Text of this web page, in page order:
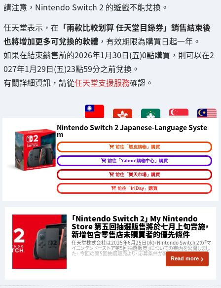
請注意，Nintendo Switch 2 的遊戲不能兌換。
任天堂表示，在 「兩款比較划算 任天堂目錄券」銷售結束後
也將增加更多可兌換的軟體 ，有效期限為購買日起一年。
如果在結束銷售前的2026年1月30日(五)0點購買，則可以在2
027年1月29日(五)23點59分之前兌換。
有關詳細資訊，請從任天堂支援服務確認。
Nintendo Switch 2 Japanese-Language Syste
m
前往「蝦皮購物」購買
前往「Yahoo!購物中心」購買
前往「樂天市場」購買
前往「friDay」購買
「Nintendo Switch 2」 My Nintendo
Store 第五回抽選販售將於七月上旬實施，
新增包含零售店未購買者的優先條件
任天堂株式会社は2025年6月25日(水)、Nintendo Switch 2の「マ
イニンテンドーストア第5回抽選販売」についての案内を公開しまし
た。 今回の第5回抽選販売より、応募条件が変更となっています。
Read more